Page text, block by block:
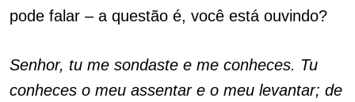
pode falar – a questão é, você está ouvindo?
Senhor, tu me sondaste e me conheces. Tu
conheces o meu assentar e o meu levantar; de